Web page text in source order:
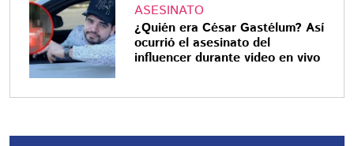
ASESINATO
¿Quién era César Gastélum? Así
ocurrió el asesinato del
influencer durante video en vivo